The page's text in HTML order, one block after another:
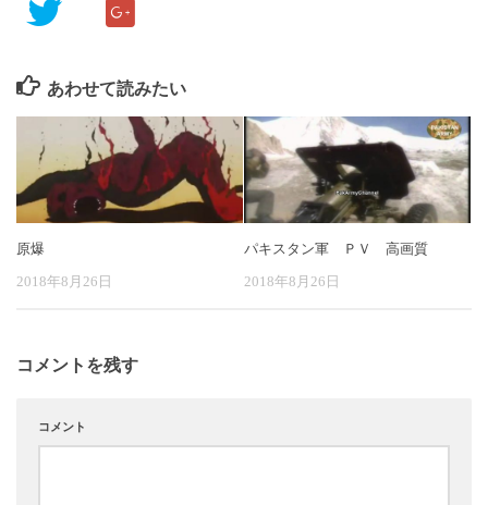
あわせて読みたい
原爆
2018年8月26日
パキスタン軍 ＰＶ 高画質
2018年8月26日
コメントを残す
コメント